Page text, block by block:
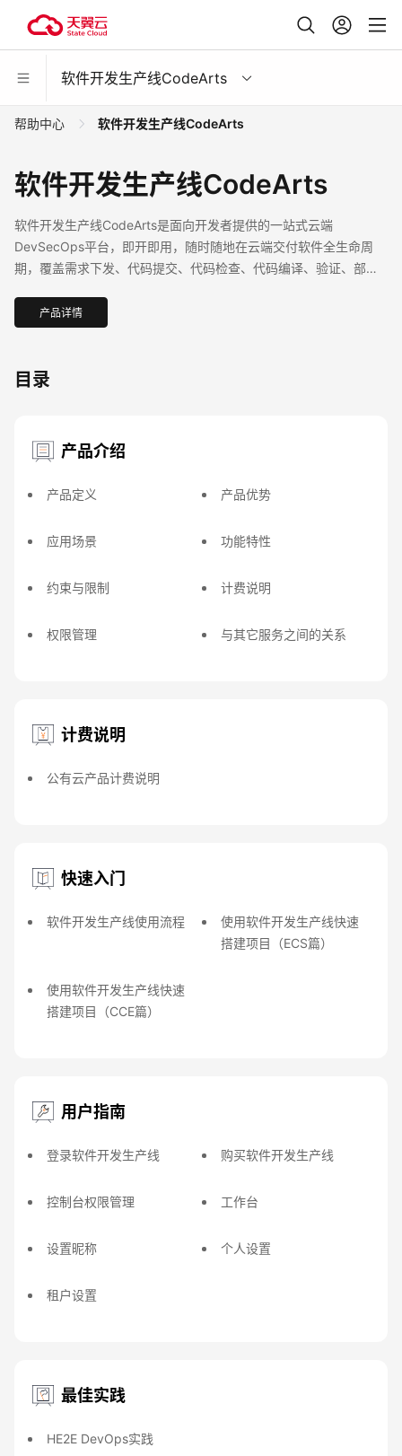
软件开发生产线CodeArts
帮助中心 软件开发生产线CodeArts
软件开发生产线CodeArts
软件开发生产线CodeArts是面向开发者提供的一站式云端
DevSecOps平台，即开即用，随时随地在云端交付软件全生命周
期，覆盖需求下发、代码提交、代码检查、代码编译、验证、部
支持。产品详情
目录
产品介绍
产品定义 产品优势
应用场景 功能特性
约束与限制 计费说明
权限管理 与其它服务之间的关系
计费说明
公有云产品计费说明
快速入门
软件开发生产线使用流程
使用软件开发生产线快速
搭建项目（ECS篇）
使用软件开发生产线快速
搭建项目（CCE篇）
用户指南
登录软件开发生产线 购买软件开发生产线
控制台权限管理 工作台
设置昵称 个人设置
租户设置
最佳实践
HE2E DevOps实践